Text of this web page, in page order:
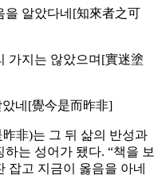
을 알았다네[知來者之可
가지는 않았으며[實迷塗
네[覺今是而昨非]
非)는 그 뒤 삶의 반성과
는 성어가 됐다. “책을 보
잡고 지금이 옳음을 아네